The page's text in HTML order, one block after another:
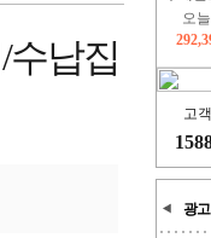
오
고
광고
납집